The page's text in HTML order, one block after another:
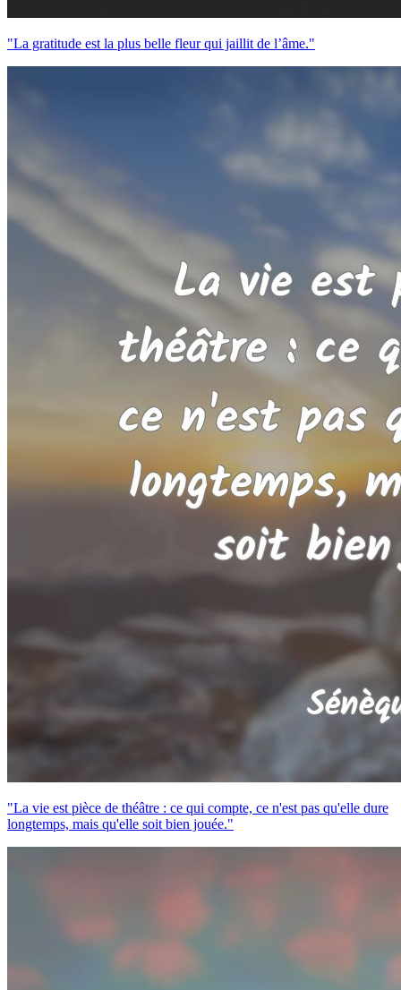
"La gratitude est la plus belle fleur qui jaillit de l’âme."
"La vie est pièce de théâtre : ce qui compte, ce n'est pas qu'elle dure
longtemps, mais qu'elle soit bien jouée."